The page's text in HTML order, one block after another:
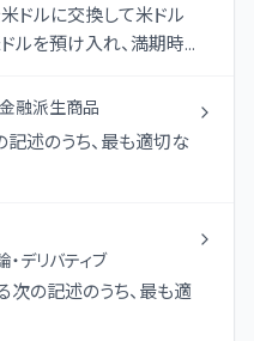
ドルに交換して米ドル
ルを預け入れ、満期時
)として、最も適切な
ついては考慮しないも
の小数点以下第3位を
融派生商品
述のうち、最も適切な
デリバティブ
次の記述のうち、最も適